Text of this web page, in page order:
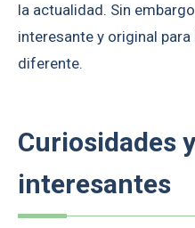
la actualidad. Sin
interesante y original
diferente.
Curiosidades
interesantes